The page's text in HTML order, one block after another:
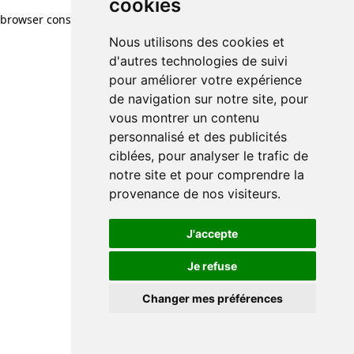
cookies
Nous utilisons des cookies et
d'autres technologies de suivi
pour améliorer votre expérience
de navigation sur notre site, pour
vous montrer un contenu
personnalisé et des publicités
ciblées, pour analyser le trafic de
notre site et pour comprendre la
provenance de nos visiteurs.
J'accepte
Je refuse
Changer mes préférences
browser console for more information)